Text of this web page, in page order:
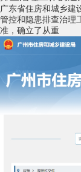
广东省住房和城乡建
管控和隐患排查治理
准，确立了从重